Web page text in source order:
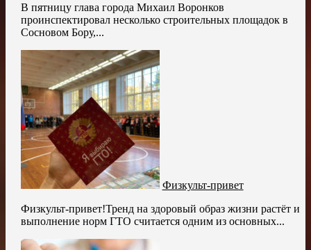
В пятницу глава города Михаил Воронков
проинспектировал несколько строительных площадок в
Сосновом Бору,...
Физкульт-привет
Физкульт-привет!Тренд на здоровый образ жизни растёт и
выполнение норм ГТО считается одним из основных...